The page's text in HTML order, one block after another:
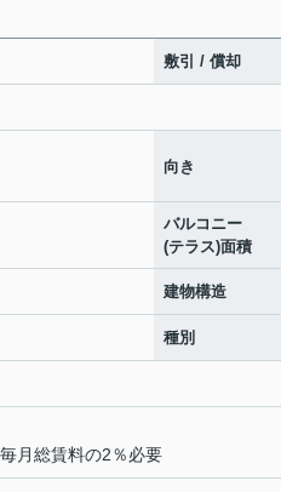
敷引 / 償却
向き
バルコニー
(テラス)面積
建物構造
種別
月総賃料の2％必要